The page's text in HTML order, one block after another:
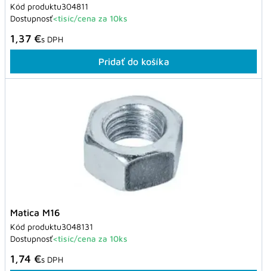
Kód produktu304811
Dostupnosť<tisíc/cena za 10ks
1,37 €s DPH
Pridať do košíka
Matica M16
Kód produktu3048131
Dostupnosť<tisíc/cena za 10ks
1,74 €s DPH